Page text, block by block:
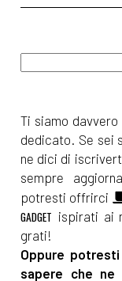
Ti siamo
dedicato. Se sei
ne dici di
sempre
potresti offrirci
GADGET ispirati ai
grati!
Oppure
sapere che